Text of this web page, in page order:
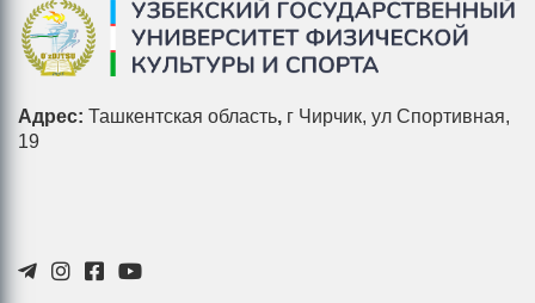
Адрес: Ташкентская область, г Чирчик, ул Спортивная,
19